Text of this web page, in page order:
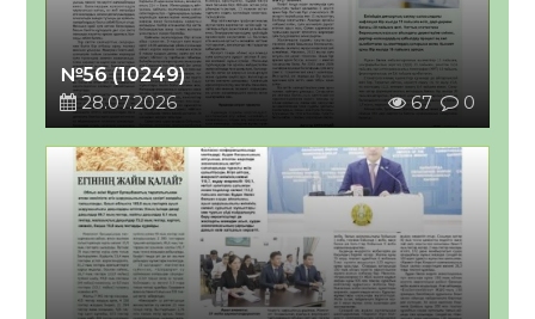
№56 (10249)
28.07.2026
67 0